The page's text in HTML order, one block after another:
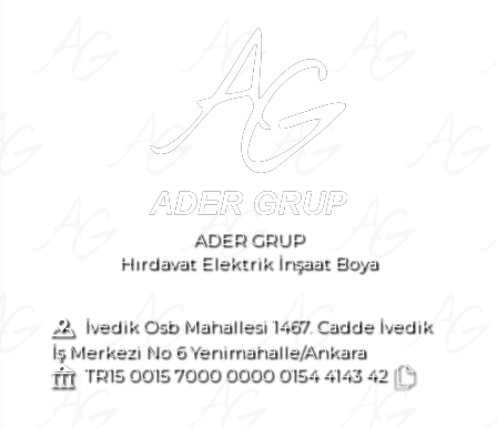
ADER GRUP
Hırdavat Elektrik İnşaat Boya
İvedik Osb Mahallesi 1467. Cadde İvedik
İş Merkezi No 6 Yenimahalle/Ankara
TR15 0015 7000 0000 0154 4143 42